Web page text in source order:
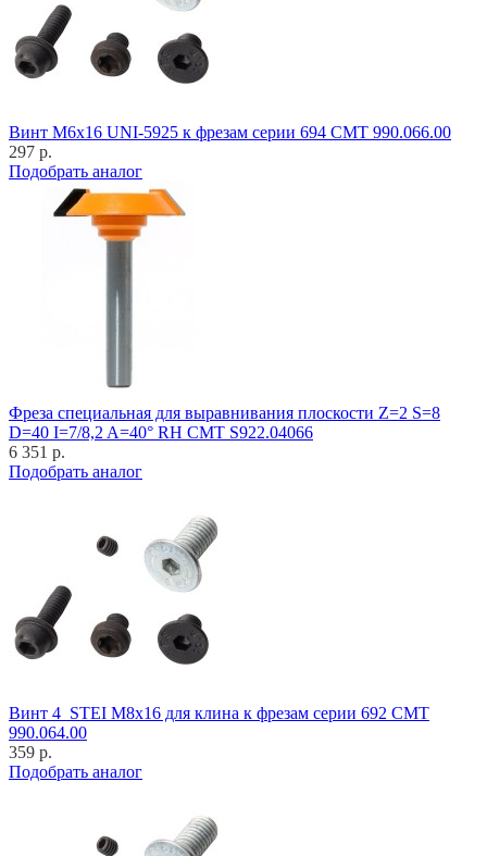
Винт M6x16 UNI-5925 к фрезам серии 694 CMT 990.066.00
297 р.
Подобрать аналог
Фреза специальная для выравнивания плоскости Z=2 S=8
D=40 I=7/8,2 A=40° RH CMT S922.04066
6 351 р.
Подобрать аналог
Винт 4_STEI M8x16 для клина к фрезам серии 692 CMT
990.064.00
359 р.
Подобрать аналог